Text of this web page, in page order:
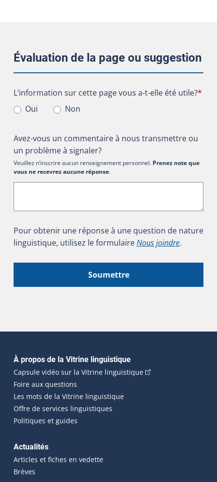
Évaluation de la page ou suggestion
L’information sur cette page vous a-t-elle été utile?
L’information sur cette page vous a-t-elle été utile?*
Oui
Non
Avez-vous un commentaire à nous transmettre ou
un problème à signaler?
Veuillez n’inscrire aucun renseignement personnel. Prenez note que
vous ne recevrez aucune réponse.
Pour obtenir une réponse à une question de nature
linguistique, utilisez le formulaireNous joindre.
Soumettre
Navigation principale
À propos de la Vitrine linguistique
Capsule vidéo sur la Vitrine linguistique(Cet hyperlien
Foire aux questions
Les mots de la Vitrine linguistique
Offre de services linguistiques
Politiques et guides
Actualités
Articles et fiches en vedette
Brèves